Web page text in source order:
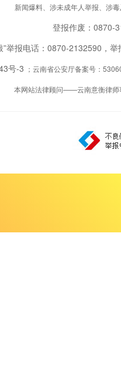
新闻爆料、涉未成年人举报、涉
登报作废：0870-
”举报电话：0870-2132590，
号-3 ；云南省公安厅备案号：
本网站法律顾问——云南意衡律师